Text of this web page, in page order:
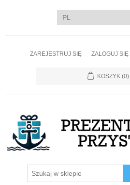
ZAREJESTRUJ SIĘ ZALOGUJ SIĘ
KOSZYK (0)